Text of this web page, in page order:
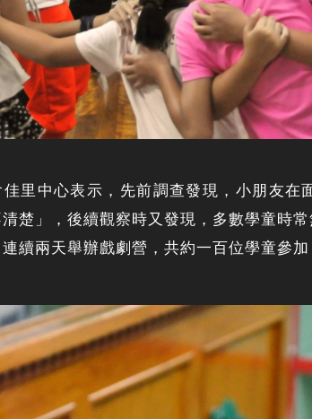
里中心表示，先前調查發現，小朋友
楚」，後續觀察時又發現，多數學童時
續兩天舉辦戲劇營，共約一百位學童參